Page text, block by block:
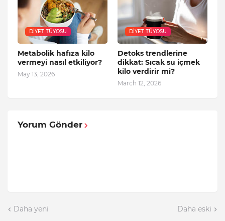
DIYET TÜYOSU
Metabolik hafıza kilo
vermeyi nasıl etkiliyor?
May 13, 2026
DIYET TÜYOSU
Detoks trendlerine
dikkat: Sıcak su içmek
kilo verdirir mi?
March 12, 2026
Yorum Gönder
Daha yeni Daha eski